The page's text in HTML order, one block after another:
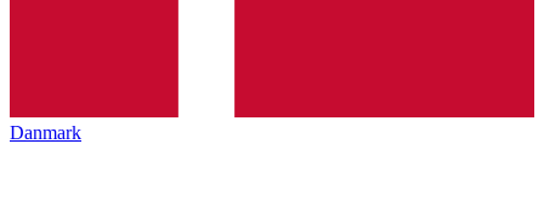
Danmark